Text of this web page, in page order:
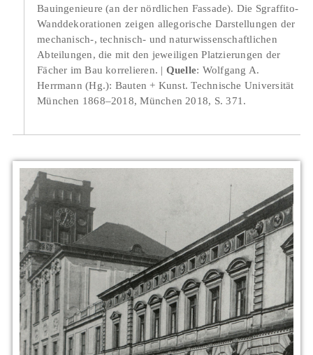
Bauingenieure (an der nördlichen Fassade). Die Sgraffito-
Wanddekorationen zeigen allegorische Darstellungen der
mechanisch-, technisch- und naturwissenschaftlichen
Abteilungen, die mit den jeweiligen Platzierungen der
Fächer im Bau korrelieren.
Quelle: Wolfgang A.
Herrmann (Hg.): Bauten + Kunst. Technische Universität
München 1868–2018, München 2018, S. 371.